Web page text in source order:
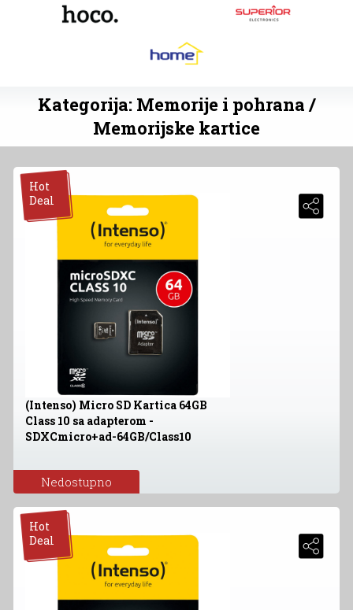
Kategorija: Memorije i pohrana /
Memorijske kartice
Hot
Deal
(Intenso) Micro SD Kartica 64GB
Class 10 sa adapterom -
SDXCmicro+ad-64GB/Class10
Nedostupno
Hot
Deal